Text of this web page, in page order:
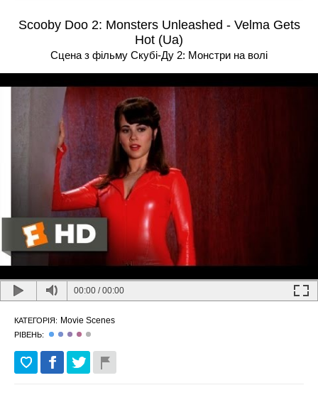
Scooby Doo 2: Monsters Unleashed - Velma Gets
Hot (Ua)
Сцена з фільму Скубі-Ду 2: Монстри на волі
00:00 /00:00
КАТЕГОРІЯ: Movie Scenes
РІВЕНЬ: